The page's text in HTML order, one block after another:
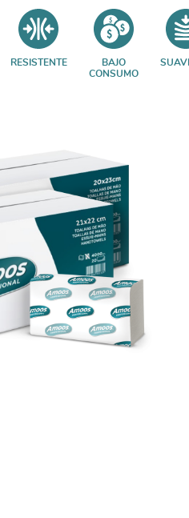
RESISTENTE
BAJO
CONSUMO